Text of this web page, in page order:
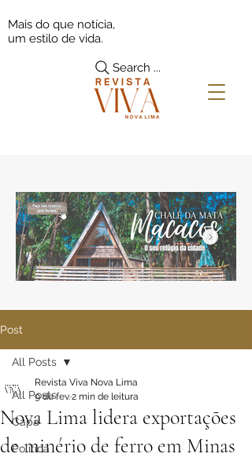
Search ...
Mais do que notícia,
um estilo de vida.
Post
All Posts
Capa
Política
All Posts
Nova Lima lidera exportações
de minério de ferro em Minas
Revista Viva Nova Lima
9 de fev.2 min de leitura